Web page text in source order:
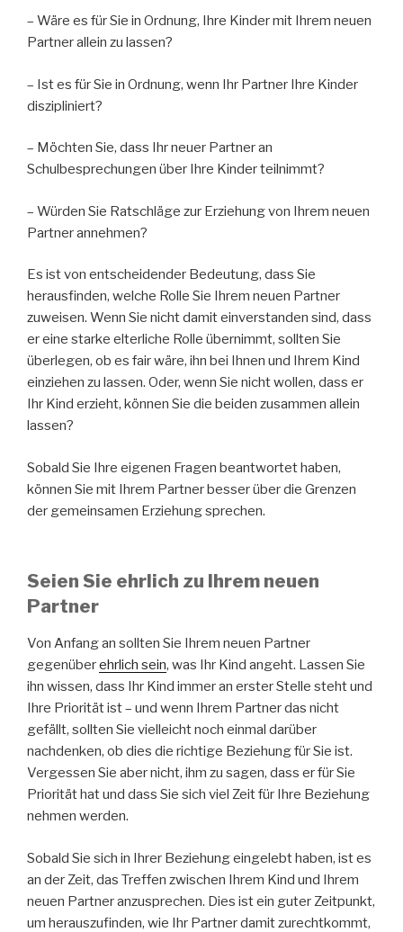
– Wäre es für Sie in Ordnung, Ihre Kinder mit Ihrem neuen
Partner allein zu lassen?
– Ist es für Sie in Ordnung, wenn Ihr Partner Ihre Kinder
diszipliniert?
– Möchten Sie, dass Ihr neuer Partner an
Schulbesprechungen über Ihre Kinder teilnimmt?
– Würden Sie Ratschläge zur Erziehung von Ihrem neuen
Partner annehmen?
Es ist von entscheidender Bedeutung, dass Sie
herausfinden, welche Rolle Sie Ihrem neuen Partner
zuweisen. Wenn Sie nicht damit einverstanden sind, dass
er eine starke elterliche Rolle übernimmt, sollten Sie
überlegen, ob es fair wäre, ihn bei Ihnen und Ihrem Kind
einziehen zu lassen. Oder, wenn Sie nicht wollen, dass er
Ihr Kind erzieht, können Sie die beiden zusammen allein
lassen?
Sobald Sie Ihre eigenen Fragen beantwortet haben,
können Sie mit Ihrem Partner besser über die Grenzen
der gemeinsamen Erziehung sprechen.
Seien Sie ehrlich zu Ihrem neuen
Partner
Von Anfang an sollten Sie Ihrem neuen Partner
gegenüberehrlich sein, was Ihr Kind angeht. Lassen Sie
ihn wissen, dass Ihr Kind immer an erster Stelle steht und
Ihre Priorität ist – und wenn Ihrem Partner das nicht
gefällt, sollten Sie vielleicht noch einmal darüber
nachdenken, ob dies die richtige Beziehung für Sie ist.
Vergessen Sie aber nicht, ihm zu sagen, dass er für Sie
Priorität hat und dass Sie sich viel Zeit für Ihre Beziehung
nehmen werden.
Sobald Sie sich in Ihrer Beziehung eingelebt haben, ist es
an der Zeit, das Treffen zwischen Ihrem Kind und Ihrem
neuen Partner anzusprechen. Dies ist ein guter Zeitpunkt,
um herauszufinden, wie Ihr Partner damit zurechtkommt,